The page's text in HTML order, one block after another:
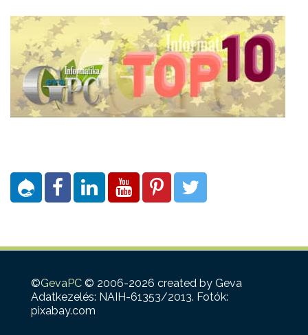
©GevaPC © 2006-2026 created by Geva
Adatkezelés: NAIH-61353/2013. Fotók:
pixabay.com